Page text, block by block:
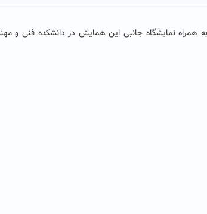
همراه نمایشگاه جانبی این همایش در دانشکده فنی و